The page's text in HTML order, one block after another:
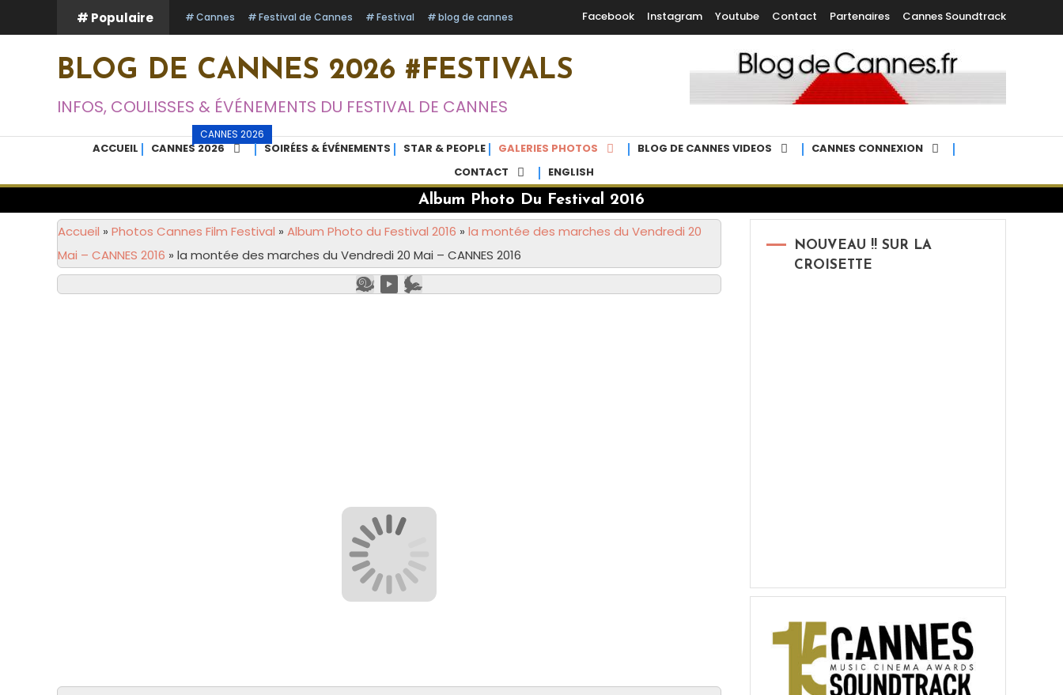
To
# Populaire Cannes Festival de Cannes Festival blog de cannes Facebook Instagram Youtube Contact Partenaires Cannes Soundtrack
BLOG DE CANNES 2026 #FESTIVALS
INFOS, COULISSES & ÉVÉNEMENTS DU FESTIVAL DE CANNES
ACCUEIL CANNES 2026
CANNES 2026
SOIRÉES & ÉVÉNEMENTS STAR & PEOPLE GALERIES PHOTOS BLOG DE CANNES VIDEOS
CANNES CONNEXION
CONTACT
ENGLISH
Album Photo Du Festival 2016
Accueil » Photos Cannes Film Festival » Album Photo du Festival 2016 » la montée des marches du Vendredi 20
Mai – CANNES 2016 » la montée des marches du Vendredi 20 Mai – CANNES 2016
NOUVEAU !! SUR LA
CROISETTE